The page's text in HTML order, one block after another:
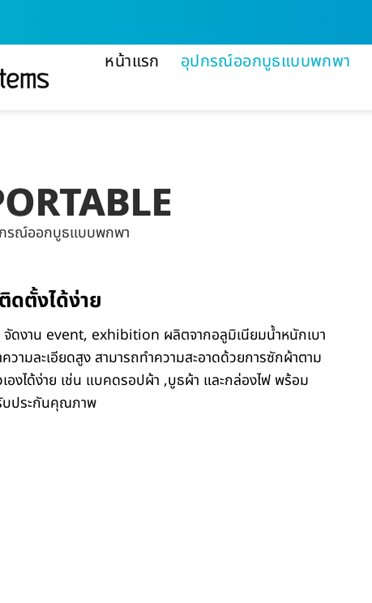
หน้าแรก อุปกรณ์ออกบูธแบบพกพา
รณ์ออกบูธแบบพกพา
ดตั้งได้ง่าย
ดงาน event, exhibition ผลิตจากอลูมิเนียมน้ำหนักเบา
ามละเอียดสูง สามารถทำความสะอาดด้วยการซักผ้าตาม
งได้ง่าย เช่น แบคดรอปผ้า ,บูธผ้า และกล่องไฟ พร้อม
บประกันคุณภาพ